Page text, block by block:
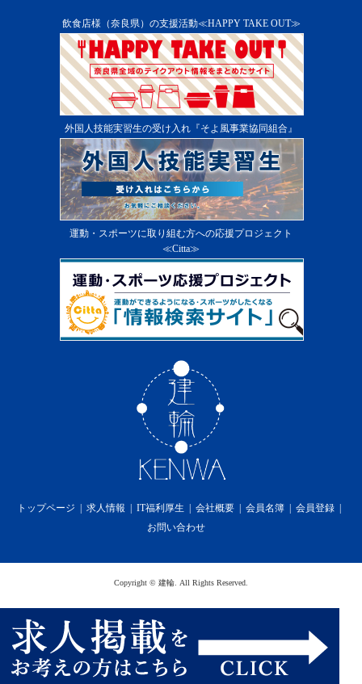
飲食店様（奈良県）の支援活動≪HAPPY TAKE OUT≫
外国人技能実習生の受け入れ『そよ風事業協同組合』
運動・スポーツに取り組む方への応援プロジェクト
≪Citta≫
トップページ 求人情報 IT福利厚生 会社概要 会員名簿
会員登録
お問い合わせ
Copyright © 建輪 . All Rights Reserved.